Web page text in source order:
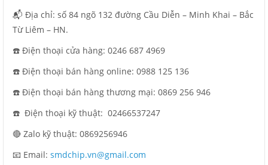
📬 Địa chỉ: số 84 ngõ 132 đường Cầu Diễn – Minh Khai – Bắc
Từ Liêm – HN.
☎️ Điện thoại cửa hàng: 0246 687 4969
☎️ Điện thoại bán hàng online: 0988 125 136
☎️ Điện thoại bán hàng thương mại: 0869 256 946
☎️ Điện thoại kỹ thuật: 02466537247
🔴 Zalo kỹ thuật: 0869256946
📧 Email: smdchip.vn@gmail.com